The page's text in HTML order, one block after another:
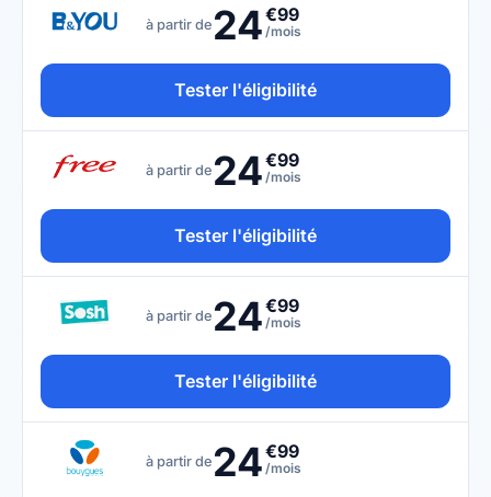
à partir de 24€99
/mois
Tester l'éligibilité
à partir de 24€99
/mois
Tester l'éligibilité
à partir de 24€99
/mois
Tester l'éligibilité
à partir de 24€99
/mois